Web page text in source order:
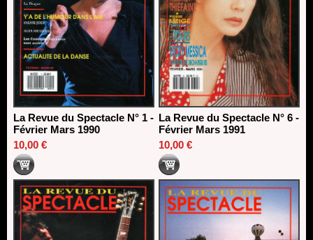
La Revue du Spectacle N° 1 -
Février Mars 1990
10,00 €
La Revue du Spectacle N° 6 -
Février Mars 1991
10,00 €